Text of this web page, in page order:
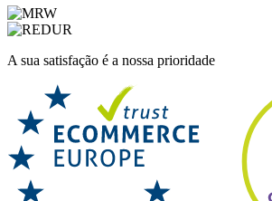
A sua satisfação é a nossa prioridade